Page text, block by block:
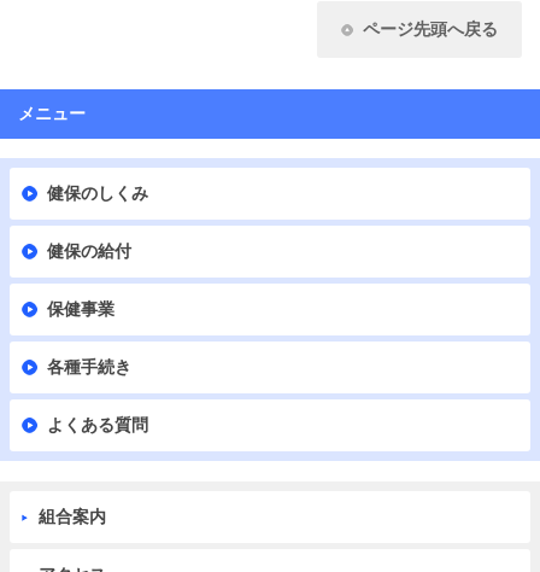
ページ先頭へ戻る
メニュー
健保のしくみ
健保の給付
保健事業
各種手続き
よくある質問
組合案内